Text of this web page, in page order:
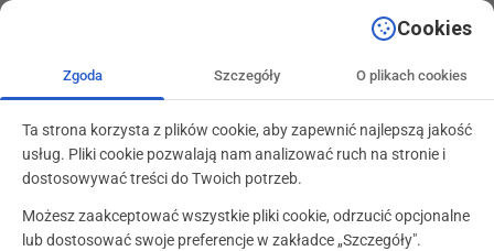
kontakt@programylojalnosciowe.plCookies
Zgoda Szczegóły O plikach cookies
Ta strona korzysta z plików cookie, aby zapewnić najlepszą jakość
usług. Pliki cookie pozwalają nam analizować ruch na stronie i
dostosowywać treści do Twoich potrzeb.
Możesz zaakceptować wszystkie pliki cookie, odrzucić opcjonalne
lub dostosować swoje preferencje w zakładce „Szczegóły".